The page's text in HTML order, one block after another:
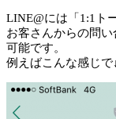
LINE@には「1:1ト
お客さんからの問
可能です。
例えばこんな感じで